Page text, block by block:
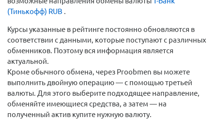
(Тинькофф) RUB .
Курсы указанные в рейтинге постоянно обновляются в
соответствии с данными, которые поступают с различных
обменников. Поэтому вся информация является
актуальной.
Кроме обычного обмена, через Proobmen вы можете
выполнить двойную операцию — с помощью третьей
валюты. Для этого выберите подходящее направление,
обменяйте имеющиеся средства, а затем — на
полученный актив купите нужную валюту.